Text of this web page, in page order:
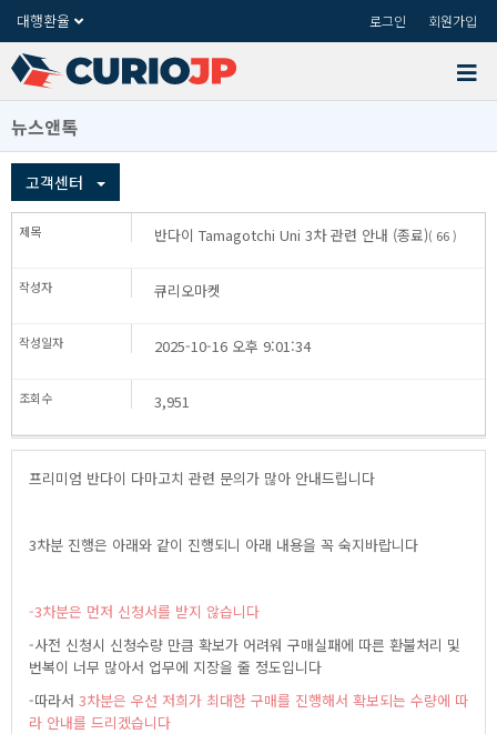
대행환율 로그인 회원가입
뉴스앤톡
고객센터
반다이TamagotchiUni3차관련안내(종료)(66)
큐리오마켓
2025-10-16오후9:01:34
3,951
프리미엄반다이다마고치관련문의가많아안내드립니다
3차분진행은아래와같이진행되니아래내용을꼭숙지바랍니다
-3차분은먼저신청서를받지않습니다
-사전신청시신청수량만큼확보가어려워구매실패에따른환불처리및
번복이너무많아서업무에지장을줄정도입니다
-따라서 3차분은우선저희가최대한구매를진행해서확보되는수량에따
라안내를드리겠습니다